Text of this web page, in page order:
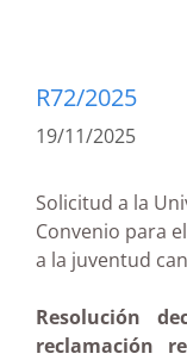
R72/2025
19/11/2025
Solicitud a la
Convenio para
a la
Resolución
reclamación